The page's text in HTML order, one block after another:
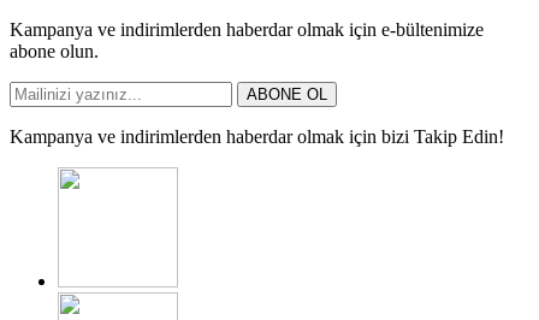
Kampanya ve indirimlerden haberdar olmak için e-bültenimize
abone olun.
ABONE OL
Kampanya ve indirimlerden haberdar olmak için bizi Takip Edin!